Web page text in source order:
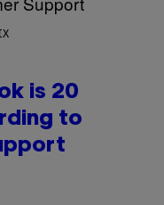
is 20
to